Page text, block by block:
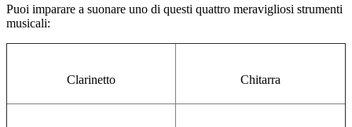
Puoi imparare a suonare uno di questi quattro meravigliosi strumenti
musicali:
Clarinetto Chitarra